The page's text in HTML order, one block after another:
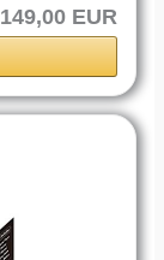
149,00 EUR